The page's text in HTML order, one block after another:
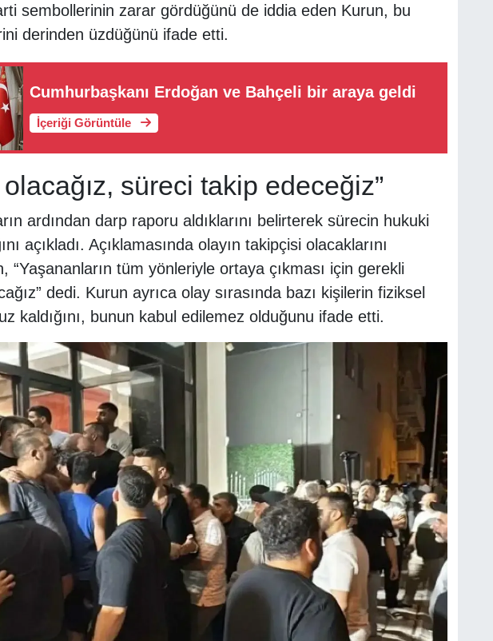
sembollerinin zarar gördüğünü de iddia eden Kurun, bu
derinden üzdüğünü ifade etti.
Cumhurbaşkanı Erdoğan ve Bahçeli bir araya geldi
İçeriği Görüntüle
süreci takip edeceğiz”
ardından darp raporu aldıklarını belirterek sürecin hukuki
açıkladı. Açıklamasında olayın takipçisi olacaklarını
“Yaşananların tüm yönleriyle ortaya çıkması için gerekli
dedi. Kurun ayrıca olay sırasında bazı kişilerin fiziksel
kaldığını, bunun kabul edilemez olduğunu ifade etti.